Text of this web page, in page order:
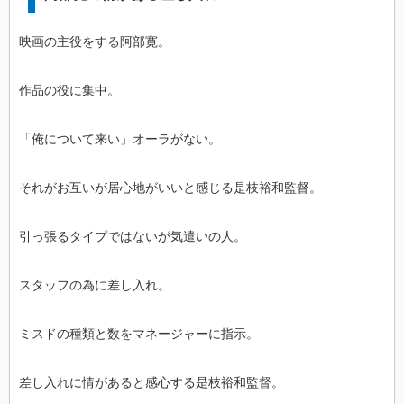
映画の主役をする阿部寛。
作品の役に集中。
「俺について来い」オーラがない。
それがお互いが居心地がいいと感じる是枝裕和監督。
引っ張るタイプではないが気遣いの人。
スタッフの為に差し入れ。
ミスドの種類と数をマネージャーに指示。
差し入れに情があると感心する是枝裕和監督。